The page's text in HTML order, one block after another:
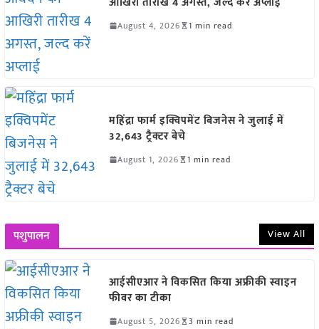
August 4, 2026 1 min read
महिंद्रा फार्म इक्विपमेंट बिजनेस ने जुलाई में
32,643 ट्रैक्टर बेचे
August 1, 2026 1 min read
पशुपालन View All
आईसीएआर ने विकसित किया अफ्रीकी स्वाइन
फीवर का टीका
August 5, 2026 3 min read